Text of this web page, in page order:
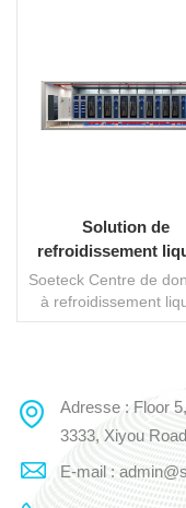
Solution de
refroidissement
Soeteck pour
données avec
cluster haute
Soeteck Centre de
à refroidissement
haute densité Cette
très haute charge,
notamment les
d'entraînement d'IA
grande échelle, les
de supercalcul et les
LIRE LA SUITE
Adresse : Floor
3333, Xiyou
E-mail :